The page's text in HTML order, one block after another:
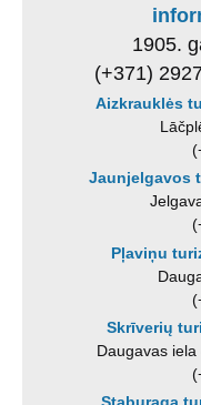
1905.
(+371)
Aizkrauklės
Jaunjelgavos
Pļaviņu
Skrīverių
Daugavas